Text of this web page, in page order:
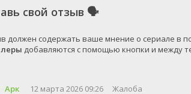
свой отзыв 🗣
добавляются с помощью кнопки и между
Арк 12 марта 2026 09:26 Жалоба